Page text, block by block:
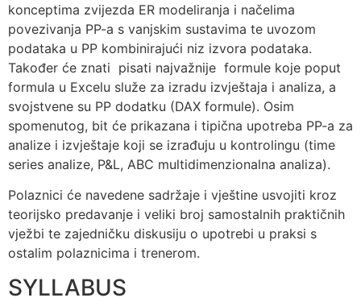
konceptima zvijezda ER modeliranja i načelima
povezivanja PP-a s vanjskim sustavima te uvozom
podataka u PP kombinirajući niz izvora podataka.
Također će znati pisati najvažnije formule koje poput
formula u Excelu služe za izradu izvještaja i analiza, a
svojstvene su PP dodatku (DAX formule). Osim
spomenutog, bit će prikazana i tipična upotreba PP-a za
analize i izvještaje koji se izrađuju u kontrolingu (time
series analize, P&L, ABC multidimenzionalna analiza).
Polaznici će navedene sadržaje i vještine usvojiti kroz
teorijsko predavanje i veliki broj samostalnih praktičnih
vježbi te zajedničku diskusiju o upotrebi u praksi s
ostalim polaznicima i trenerom.
SYLLABUS